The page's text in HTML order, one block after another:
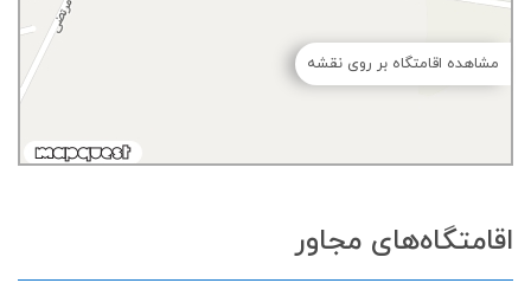
مشاهده اقامتگاه بر روی نقشه
اقامتگاه‌های مجاور